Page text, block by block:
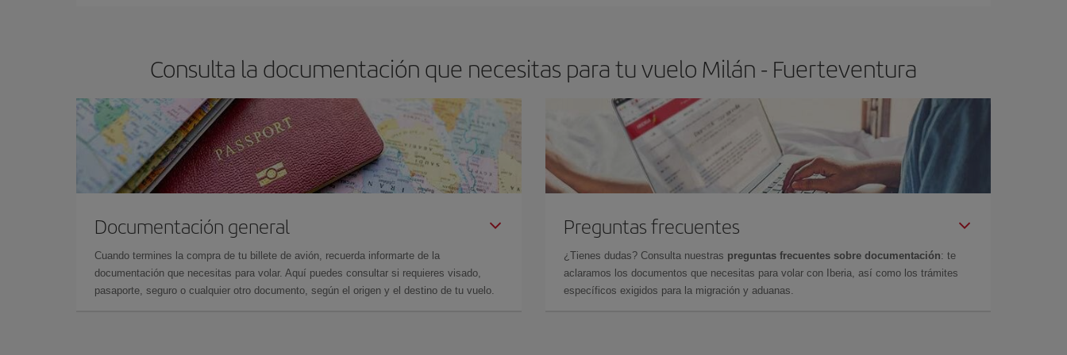
Consulta la documentación que necesitas para tu vuelo Milán - Fuerteventura
Documentación general
Cuando termines la compra de tu billete de avión, recuerda informarte de la
documentación que necesitas para volar. Aquí puedes consultar si requieres visado,
pasaporte, seguro o cualquier otro documento, según el origen y el destino de tu vuelo.
Preguntas frecuentes
¿Tienes dudas? Consulta nuestras preguntas frecuentes sobre documentación: te
aclaramos los documentos que necesitas para volar con Iberia, así como los trámites
específicos exigidos para la migración y aduanas.